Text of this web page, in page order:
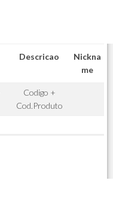
Descricao
Nickna
me
Codigo +
Cod.Produto